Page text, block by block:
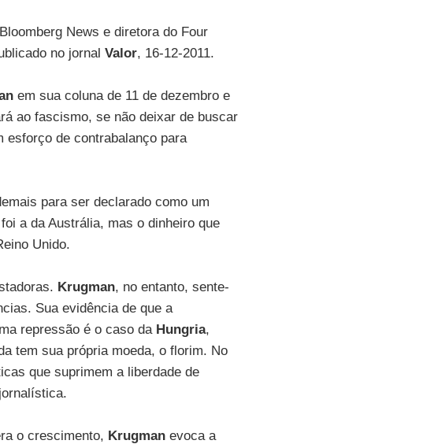
News e diretora do Four
no jornal Valor, 16-12-2011.
em sua coluna de 11 de dezembro e
ao fascismo, se não deixar de buscar
esforço de contrabalanço para
para ser declarado como um
a da Austrália, mas o dinheiro que
Unido.
Krugman, no entanto, sente-
Sua evidência de que a
repressão é o caso da Hungria,
tem sua própria moeda, o florim. No
que suprimem a liberdade de
o crescimento, Krugman evoca a